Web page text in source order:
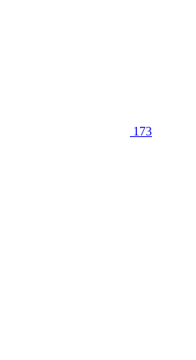
173